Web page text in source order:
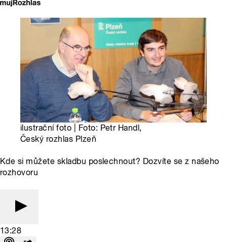
ilustrační foto | Foto: Petr Handl,
Český rozhlas Plzeň
Kde si můžete skladbu poslechnout? Dozvíte se z našeho
rozhovoru
13:28